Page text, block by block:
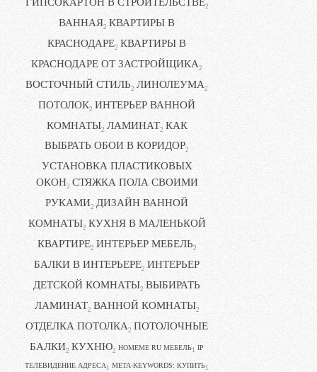
2
ВАННАЯ2 КВАРТИРЫ В
КРАСНОДАРЕ2 КВАРТИРЫ В
КРАСНОДАРЕ ОТ ЗАСТРОЙЩИКА2
ВОСТОЧНЫЙ СТИЛЬ2 ЛИНОЛЕУМА2
ПОТОЛОК2 ИНТЕРЬЕР ВАННОЙ
КОМНАТЫ2 ЛАМИНАТ2 КАК
ВЫБРАТЬ ОБОИ В КОРИДОР2
УСТАНОВКА ПЛАСТИКОВЫХ
ОКОН2 СТЯЖКА ПОЛА СВОИМИ
РУКАМИ2 ДИЗАЙН ВАННОЙ
КОМНАТЫ2 КУХНЯ В МАЛЕНЬКОЙ
КВАРТИРЕ2 ИНТЕРЬЕР МЕБЕЛЬ2
БАЛКИ В ИНТЕРЬЕРЕ2 ИНТЕРЬЕР
ДЕТСКОЙ КОМНАТЫ2 ВЫБИРАТЬ
ЛАМИНАТ2 ВАННОЙ КОМНАТЫ2
ОТДЕЛКА ПОТОЛКА2 ПОТОЛОЧНЫЕ
БАЛКИ2 КУХНЮ2 HOMEME RU МЕБЕЛЬ1 IP
ТЕЛЕВИДЕНИЕ АДРЕСА 1 META-KEYWORDS: КУПИТЬ1